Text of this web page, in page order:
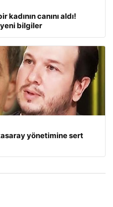
kadının canını aldı!
bilgiler
yönetimine sert